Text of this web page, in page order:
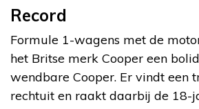
Record
Formule 1-wagens met de
het Britse merk Cooper een
wendbare Cooper. Er vindt een
rechtuit en raakt daarbij de 18-